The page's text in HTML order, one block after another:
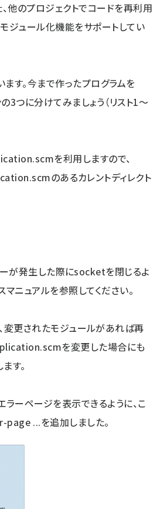
他のプロジェクトでコードを再利用
ジュール化機能をサポートしてい
す。今まで作ったプログラムを
3つに分けてみましょう（リスト1～
を利用しますので、
のあるカレントディレクト
発生した際にsocketを閉じるよ
ニュアルを参照してください。
されたモジュールがあれば再
を変更した場合にも
す。
ーページを表示できるように、こ
...を追加しました。